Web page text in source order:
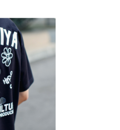
依據個別帳號之用戶狀況，依本公司即
額度不足之情形，本公司將視審查結果
人資訊註冊。若發現惡意使用之情形，
用戶之使用額度並採取法律行動。